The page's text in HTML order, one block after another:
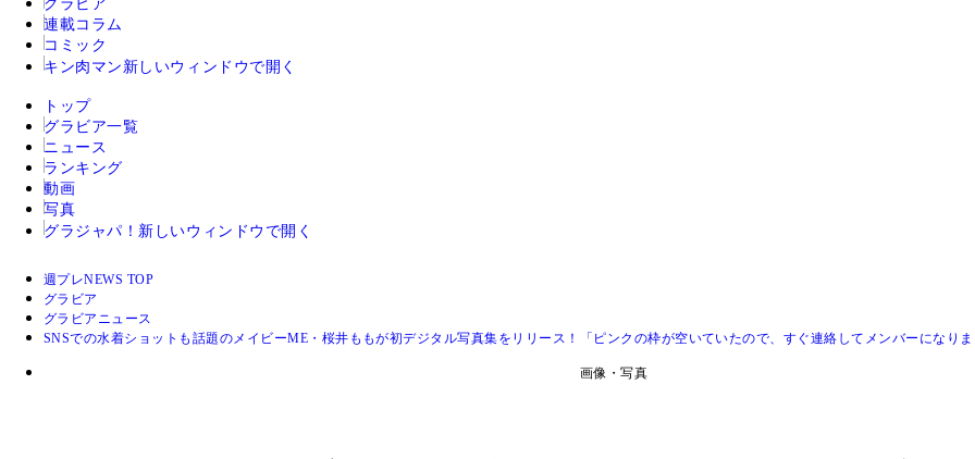
グラビア
連載コラム
コミック
キン肉マン 新しいウィンドウで開く
トップ
グラビア一覧
ニュース
ランキング
動画
写真
グラジャパ！ 新しいウィンドウで開く
週プレNEWS TOP
グラビア
グラビアニュース
SNSでの水着ショットも話題のメイビーME・桜井ももが初デジタル写真集をリリース！「ピンクの枠が空いていたので、すぐ連絡してメンバーになり
画像・写真